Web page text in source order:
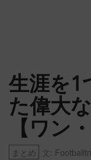
生涯を1
た偉大
【ワン
まとめ 文: